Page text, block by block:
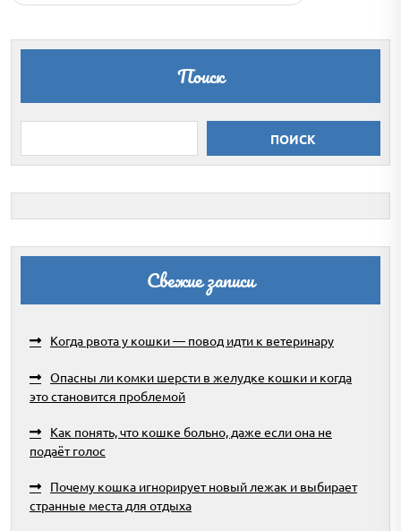
Поиск
ПОИСК
Свежие записи
Когда рвота у кошки — повод идти к ветеринару
Опасны ли комки шерсти в желудке кошки и когда
это становится проблемой
Как понять, что кошке больно, даже если она не
подаёт голос
Почему кошка игнорирует новый лежак и выбирает
странные места для отдыха